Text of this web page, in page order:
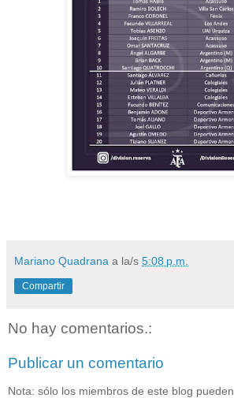
Mariano Quadrana a la/s 5:08 p.m.
Compartir
No hay comentarios.:
Publicar un comentario
Nota: sólo los miembros de este blog pueden